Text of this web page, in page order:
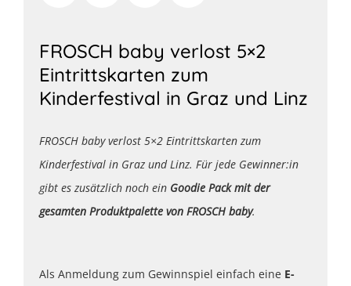
FROSCH baby verlost 5×2
Eintrittskarten zum
Kinderfestival in Graz und Linz
FROSCH baby verlost 5×2 Eintrittskarten zum
Kinderfestival in Graz und Linz. Für jede Gewinner:in
gibt es zusätzlich noch ein Goodie Pack mit der
gesamten Produktpalette von FROSCH baby.
Als Anmeldung zum Gewinnspiel einfach eine E-